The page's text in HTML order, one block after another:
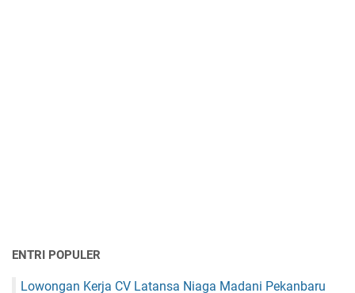
ENTRI POPULER
Lowongan Kerja CV Latansa Niaga Madani Pekanbaru